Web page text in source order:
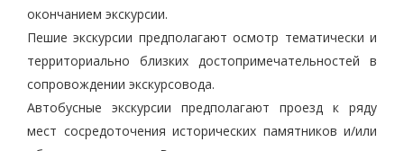
окончанием экскурсии.
Пешие экскурсии предполагают осмотр тематически и
территориально близких достопримечательностей в
сопровождении экскурсовода.
Автобусные экскурсии предполагают проезд к ряду
мест сосредоточения исторических памятников и/или